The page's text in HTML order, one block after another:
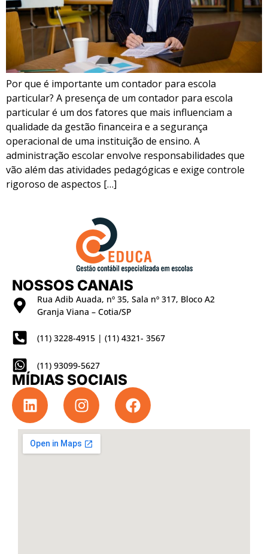
Por que é importante um contador para escola
particular? A presença de um contador para escola
particular é um dos fatores que mais influenciam a
qualidade da gestão financeira e a segurança
operacional de uma instituição de ensino. A
administração escolar envolve responsabilidades que
vão além das atividades pedagógicas e exige controle
rigoroso de aspectos […]
NOSSOS CANAIS
Rua Adib Auada, nº 35, Sala nº 317, Bloco A2
Granja Viana – Cotia/SP
(11) 3228-4915 | (11) 4321- 3567
(11) 93099-5627
MÍDIAS SOCIAIS